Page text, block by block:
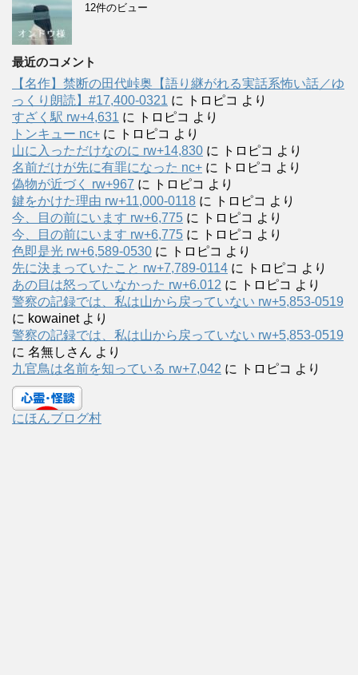
12件のビュー
最近のコメント
【名作】禁断の田代峠奥【語り継がれる実話系怖い話／ゆ
っくり朗読】#17,400-0321 に トロピコ より
すざく駅 rw+4,631 に トロピコ より
トンキュー nc+ に トロピコ より
山に入っただけなのに rw+14,830 に トロピコ より
名前だけが先に有罪になった nc+ に トロピコ より
偽物が近づく rw+967 に トロピコ より
鍵をかけた理由 rw+11,000-0118 に トロピコ より
今、目の前にいます rw+6,775 に トロピコ より
今、目の前にいます rw+6,775 に トロピコ より
色即是光 rw+6,589-0530 に トロピコ より
先に決まっていたこと rw+7,789-0114 に トロピコ より
あの目は怒っていなかった rw+6.012 に トロピコ より
警察の記録では、私は山から戻っていない rw+5,853-0519
に kowainetより
警察の記録では、私は山から戻っていない rw+5,853-0519
に 名無しさん より
九官鳥は名前を知っている rw+7,042 に トロピコ より
にほんブログ村